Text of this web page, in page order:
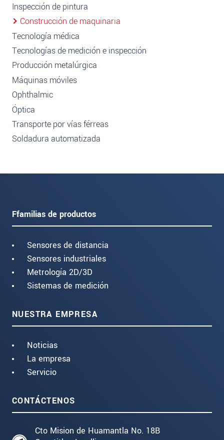
Inspección de pintura
Construcción de maquinaria
Tecnología médica
Tecnologías de medición e inspección
Producción metalúrgica
Máquinas móviles
Ophthalmic
Óptica
Transporte por vías férreas
Soldadura automatizada
Ffamilias de productos
Sensores de distancia
Sensores industriales
Metrología 2D/3D
Sistemas de medición
NUESTRA EMPRESA
Noticias
La empresa
Servicio
CONTÁCTENOS
Cto Mision de Huamantla No. 18B